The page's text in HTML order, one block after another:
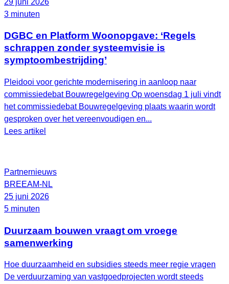
3 minuten
DGBC en Platform Woonopgave: ‘Regels
schrappen zonder systeemvisie is
symptoombestrijding’
Pleidooi voor gerichte modernisering in aanloop naar
commissiedebat Bouwregelgeving Op woensdag 1 juli vindt
het commissiedebat Bouwregelgeving plaats waarin wordt
gesproken over het vereenvoudigen en...
Lees artikel
Partnernieuws
BREEAM-NL
25 juni 2026
5 minuten
Duurzaam bouwen vraagt om vroege
samenwerking
Hoe duurzaamheid en subsidies steeds meer regie vragen
De verduurzaming van vastgoedprojecten wordt steeds